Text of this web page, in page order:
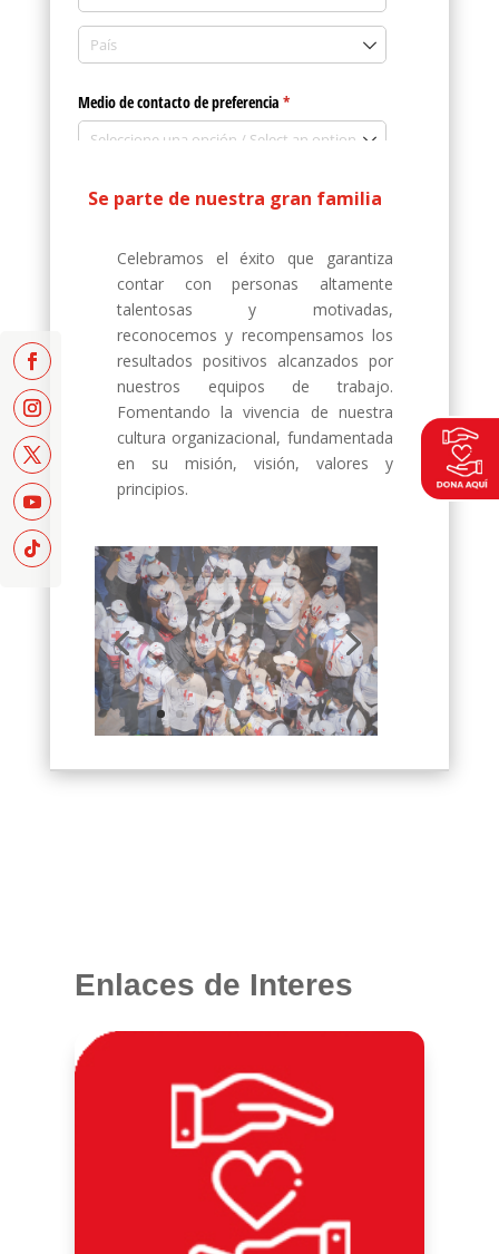
Se parte de nuestra gran familia
Celebramos el éxito que garantiza
contar con personas altamente
talentosas y motivadas,
reconocemos y recompensamos los
resultados positivos alcanzados por
nuestros equipos de trabajo.
Fomentando la vivencia de nuestra
cultura organizacional, fundamentada
en su misión, visión, valores y
principios.
Enlaces de Interes